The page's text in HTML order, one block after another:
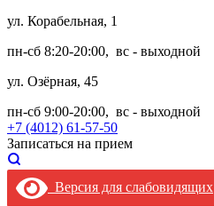
ул. Корабельная, 1
пн-сб 8:20-20:00, вс - выходной
ул. Озёрная, 45
пн-сб 9:00-20:00, вс - выходной
+7 (4012) 61-57-50
Записаться на прием
Версия для слабовидящих